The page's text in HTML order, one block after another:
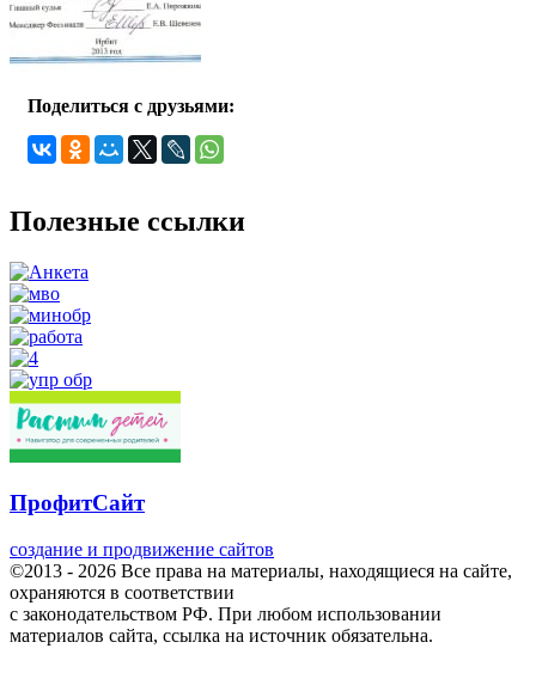
Поделиться с друзьями:
Полезные ссылки
ПрофитСайт
создание и продвижение сайтов
©2013 - 2026 Все права на материалы, находящиеся на сайте,
охраняются в соответствии
с законодательством РФ. При любом использовании
материалов сайта, ссылка на источник обязательна.